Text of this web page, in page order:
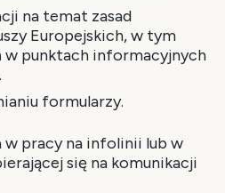
na temat zasad
Europejskich, w tym
w punktach informacyjnych
formularzy.
w pracy na infolinii lub w
się na komunikacji